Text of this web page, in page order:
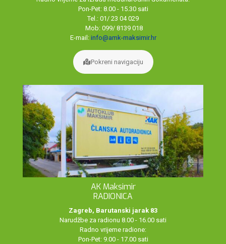
Pon-Pet: 8.00 - 15.30 sati
Tel.: 01/ 23 04 029
Mob: 099/ 8139 018
E-mail: info@amk-maksimir.hr
Pokreni navigaciju
AK Maksimir
RADIONICA
Zagreb, Barutanski jarak 83
Narudžbe za radionu 8.00 - 16.00 sati
Radno vrijeme radione:
Pon-Pet: 9.00 - 17.00 sati